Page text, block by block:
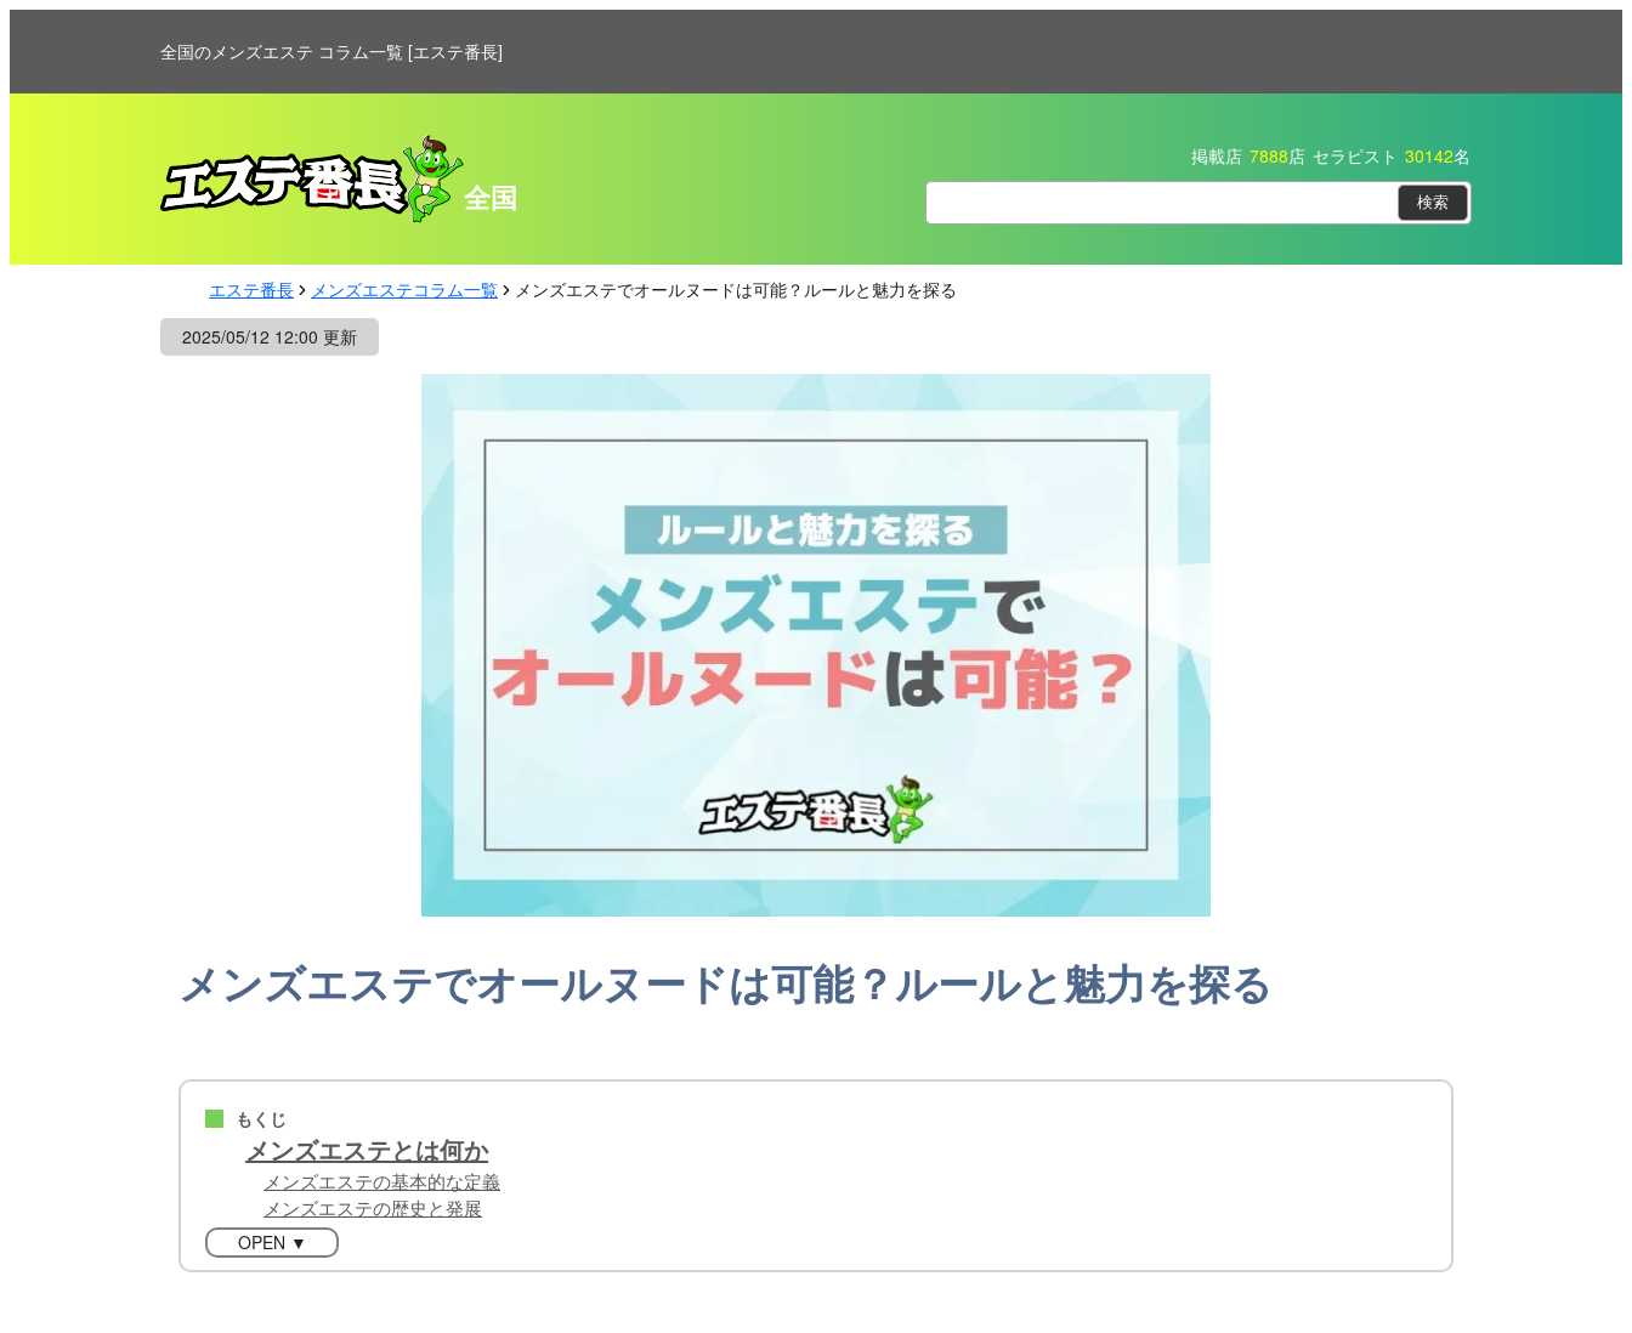
全国のメンズエステ コラム一覧 [エステ番長]
全国
掲載店 7888店 セラピスト 30142名
エステ番長 メンズエステコラム一覧
メンズエステでオールヌードは可能？ルールと魅力を探る
2025/05/12 12:00 更新
メンズエステでオールヌードは可能？ルールと魅力を探る
■ もくじ
メンズエステとは何か
メンズエステの基本的な定義
メンズエステの歴史と発展
OPEN ▼